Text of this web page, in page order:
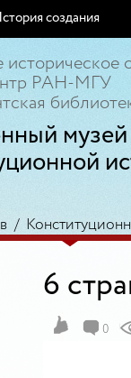
создания
историческое
РАН-МГУ
музей
/
6
0